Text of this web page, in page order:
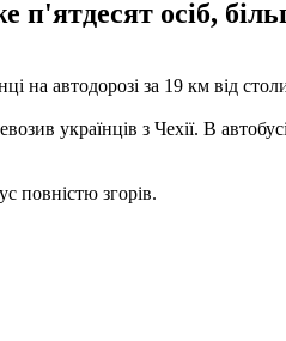
осіб,
на автодорозі за 19 км від
українців з Чехії. В
повністю згорів.